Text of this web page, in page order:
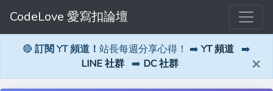
CodeLove 愛寫扣論壇
🔴 訂閱 YT 頻道！ 站長每週分享心得！ ➡️ YT 頻道 ➡️
LINE 社群 ➡️ DC 社群 ×